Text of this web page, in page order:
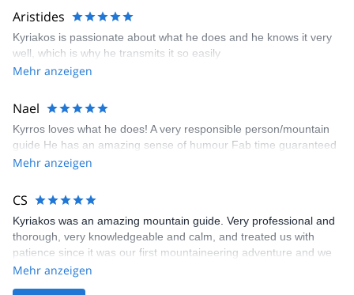
Aristides
Kyriakos is passionate about what he does and he knows it very
well, which is why he transmits it so easily
Mehr anzeigen
Nael
Kyrros loves what he does! A very responsible person/mountain
guide He has an amazing sense of humour Fab time guaranteed
Mehr anzeigen
CS
Kyriakos was an amazing mountain guide. Very professional and
thorough, very knowledgeable and calm, and treated us with
patience since it was our first mountaineering adventure and we
faced different challenges. He went out of his way to offer us
Mehr anzeigen